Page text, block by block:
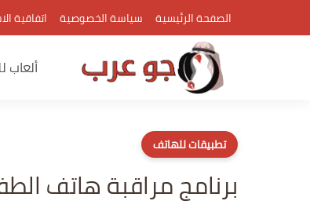
الصفحة الرئيسية سياسة الخصوصية اتفاقية
ألعاب
تطبيقات للهاتف
برنامج مراقبة هاتف